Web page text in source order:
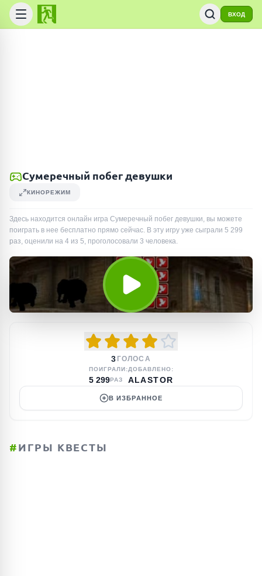
ВХОД
Сумеречный побег девушки
КИНОРЕЖИМ
Здесь находится онлайн игра Сумеречный побег девушки, вы можете
поиграть в нее бесплатно прямо сейчас. В эту игру уже сыграли 5 299
раз, оценили на 4 из 5, проголосовали 3 человека.
3 ГОЛОСА
ПОИГРАЛИ:
5 299РАЗ
ДОБАВЛЕНО:
ALASTOR
В ИЗБРАННОЕ
#ИГРЫ КВЕСТЫ